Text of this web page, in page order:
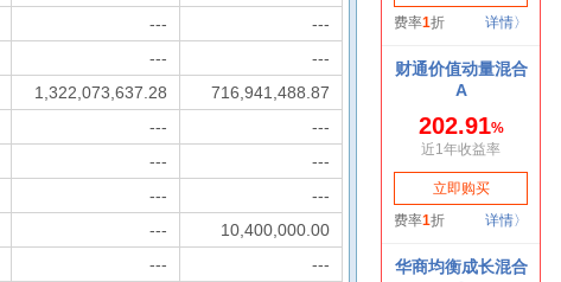
---
---
---
---
1,322,073,637.28
716,941,488.87
---
---
---
---
---
---
---
10,400,000.00
---
---